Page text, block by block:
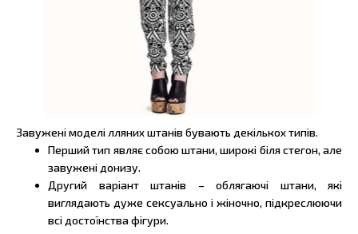
Завужені моделі лляних штанів бувають декількох типів.
Перший тип являє собою штани, широкі біля стегон, але
завужені донизу.
Другий варіант штанів – облягаючі штани, які
виглядають дуже сексуально і жіночно, підкреслюючи
всі достоїнства фігури.